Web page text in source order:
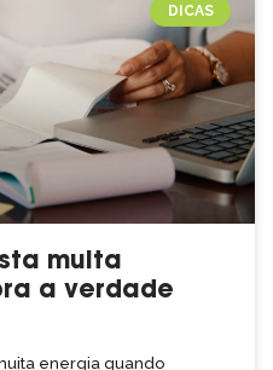
DICAS
muita
a verdade
energia quando